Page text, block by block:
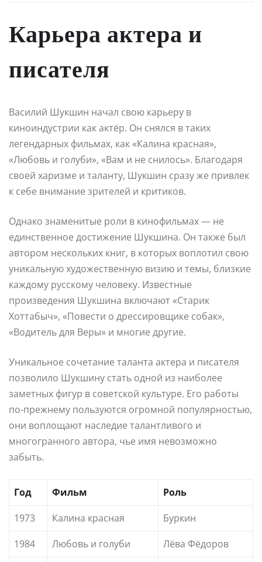
Карьера актера и
писателя
Василий Шукшин начал свою карьеру в
киноиндустрии как актёр. Он снялся в таких
легендарных фильмах, как «Калина красная»,
«Любовь и голуби», «Вам и не снилось». Благодаря
своей харизме и таланту, Шукшин сразу же привлек
к себе внимание зрителей и критиков.
Однако знаменитые роли в кинофильмах — не
единственное достижение Шукшина. Он также был
автором нескольких книг, в которых воплотил свою
уникальную художественную визию и темы, близкие
каждому русскому человеку. Известные
произведения Шукшина включают «Старик
Хоттабыч», «Повести о дрессировщике собак»,
«Водитель для Веры» и многие другие.
Уникальное сочетание таланта актера и писателя
позволило Шукшину стать одной из наиболее
заметных фигур в советской культуре. Его работы
по-прежнему пользуются огромной популярностью,
они воплощают наследие талантливого и
многогранного автора, чье имя невозможно
забыть.
Год Фильм
Роль
1973
Калина красная
Буркин
1984
Любовь и голуби
Лёва Фёдоров